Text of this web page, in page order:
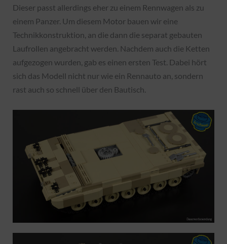
Dieser passt allerdings eher zu einem Rennwagen als zu
einem Panzer. Um diesem Motor bauen wir eine
Technikkonstruktion, an die dann die separat gebauten
Laufrollen angebracht werden. Nachdem auch die Ketten
aufgezogen wurden, gab es einen ersten Test. Dabei hört
sich das Modell nicht nur wie ein Rennauto an, sondern
rast auch so schnell über den Bautisch.